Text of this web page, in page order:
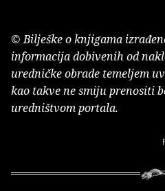
© Bilješke o knjigama
informacija dobivenih od
uredničke obrade temeljem
kao takve ne smiju prenositi
uredništvom portala.